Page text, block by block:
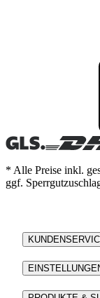
* Alle Preise inkl.
ggf.